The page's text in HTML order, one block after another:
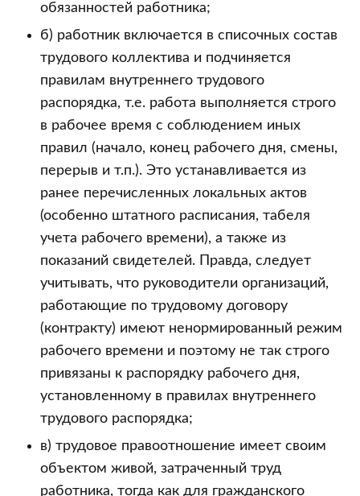
обязанностей работника;
б) работник включается в списочных состав
трудового коллектива и подчиняется
правилам внутреннего трудового
распорядка, т.е. работа выполняется строго
в рабочее время с соблюдением иных
правил (начало, конец рабочего дня, смены,
перерыв и т.п.). Это устанавливается из
ранее перечисленных локальных актов
(особенно штатного расписания, табеля
учета рабочего времени), а также из
показаний свидетелей. Правда, следует
учитывать, что руководители организаций,
работающие по трудовому договору
(контракту) имеют ненормированный режим
рабочего времени и поэтому не так строго
привязаны к распорядку рабочего дня,
установленному в правилах внутреннего
трудового распорядка;
в) трудовое правоотношение имеет своим
объектом живой, затраченный труд
работника, тогда как для гражданского